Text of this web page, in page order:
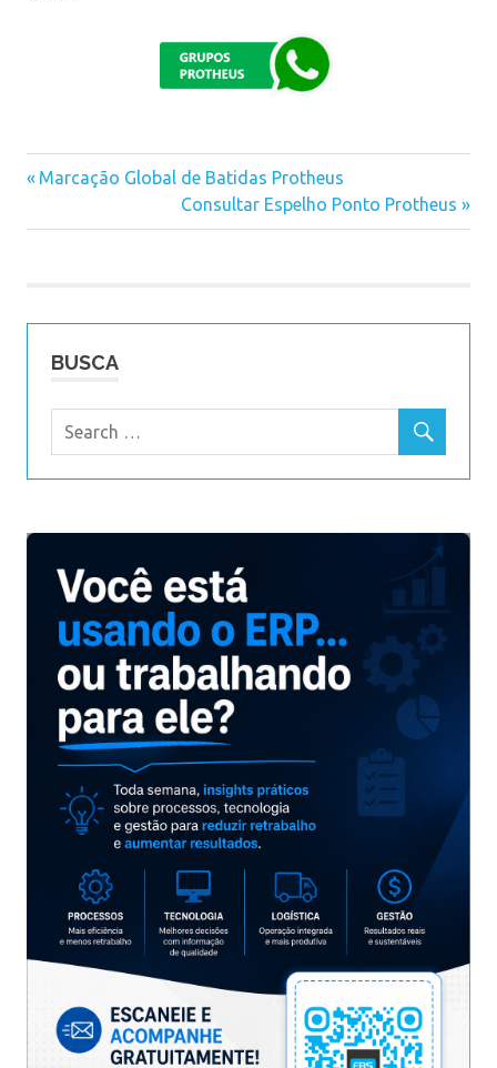
Previous
Marcação Global de Batidas Protheus
Next
Post:
Consultar Espelho Ponto Protheus
BUSCA